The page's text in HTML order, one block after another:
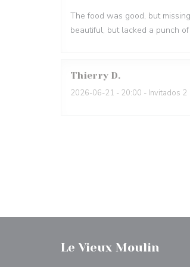
The food was good, but
beautiful, but lacked a punch
Thierry D
2026-06-21 - 20:00 - Invitados 2
Le Vieux Moulin